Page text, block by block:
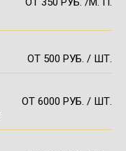
ОТ 500 РУБ. / ШТ.
ОТ 6000 РУБ. / ШТ.